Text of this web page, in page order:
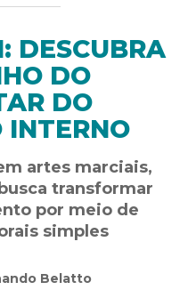
DESCUBRA
DO
DO
INTERNO
artes marciais,
transformar
por meio de
simples
Belatto